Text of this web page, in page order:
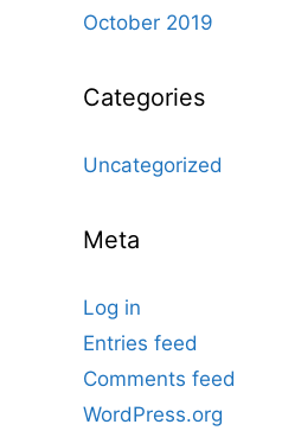
October 2019
Categories
Uncategorized
Meta
Log in
Entries feed
Comments feed
WordPress.org